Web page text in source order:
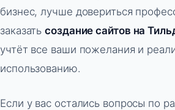
бизнес, лучше довериться
заказатьсоздание сайтов на
учтёт все ваши пожелания и
использованию.
Если у вас остались вопросы по